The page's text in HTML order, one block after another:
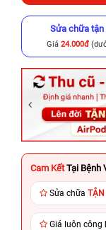
Sửa chữa tận
Giá 24.000đ
Cam Kết Tại Bệnh
Sửa chữa TẬN
Giá luôn công